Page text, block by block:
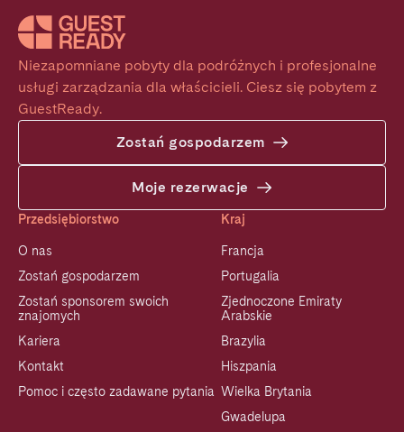
Niezapomniane pobyty dla podróżnych i profesjonalne
usługi zarządzania dla właścicieli. Ciesz się pobytem z
GuestReady.
Zostań gospodarzem
Moje rezerwacje
Przedsiębiorstwo
O nas
Zostań gospodarzem
Zostań sponsorem swoich
znajomych
Kariera
Kontakt
Pomoc i często zadawane pytania
Kraj
Francja
Portugalia
Zjednoczone Emiraty
Arabskie
Brazylia
Hiszpania
Wielka Brytania
Gwadelupa